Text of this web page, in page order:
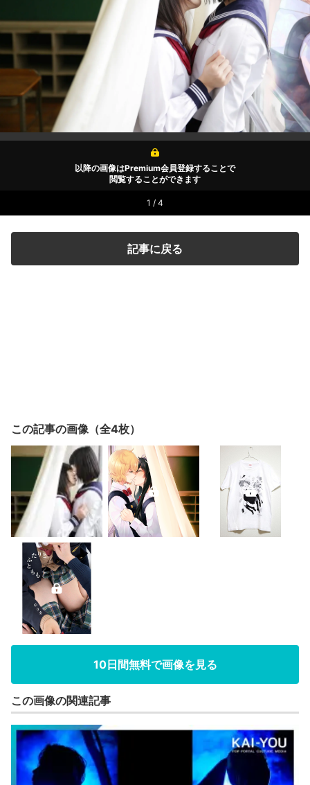
以降の画像はPremium会員登録することで
閲覧することができます
1 / 4
記事に戻る
この記事の画像（全4枚）
10日間無料で画像を見る
この画像の関連記事